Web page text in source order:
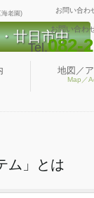
海老園)
廿日市中お問い合わ
Tel.082-
お問い合わ
地図／
Map／
ム」とは